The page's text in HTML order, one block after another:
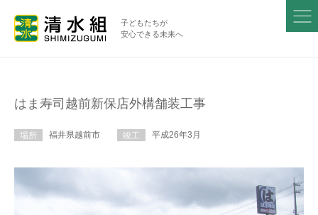
子どもたちが
安心できる未来へ
はま寿司越前新保店外構舗装工事
場所 福井県越前市 竣工 平成26年3月